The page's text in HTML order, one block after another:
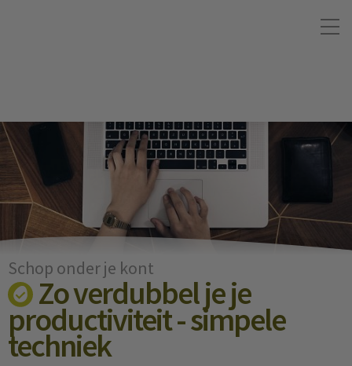
Schop onder je kont
Zo verdubbel je je
productiviteit - simpele
techniek